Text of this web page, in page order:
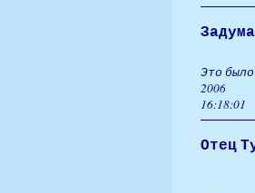
Это
2006
16:18:01
Отец